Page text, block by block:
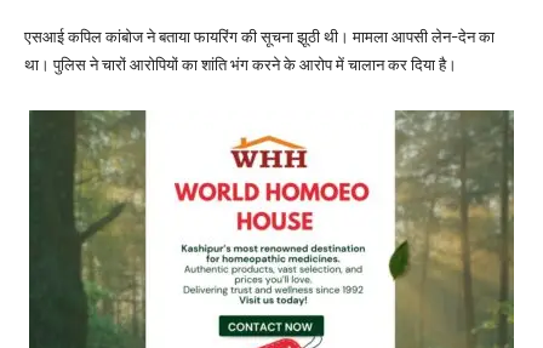
एसआई कपिल कांबोज ने बताया फायरिंग की सूचना झूठी थी। मामला आपसी लेन-देन का
था। पुलिस ने चारों आरोपियों का शांति भंग करने के आरोप में चालान कर दिया है।